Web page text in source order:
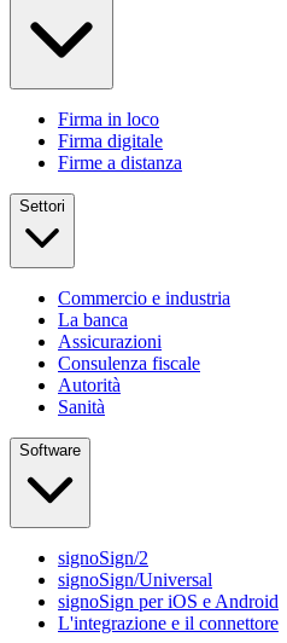
Firma in loco
Firma digitale
Firme a distanza
Settori
Commercio e industria
La banca
Assicurazioni
Consulenza fiscale
Autorità
Sanità
Software
signoSign/2
signoSign/Universal
signoSign per iOS e Android
L'integrazione e il connettore